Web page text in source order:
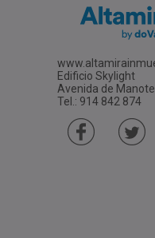
Edificio Skylight
Avenida de
Tel.: 914 842 874